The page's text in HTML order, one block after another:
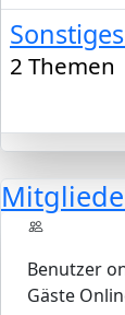
2 Themen
Benutzer
Gäste